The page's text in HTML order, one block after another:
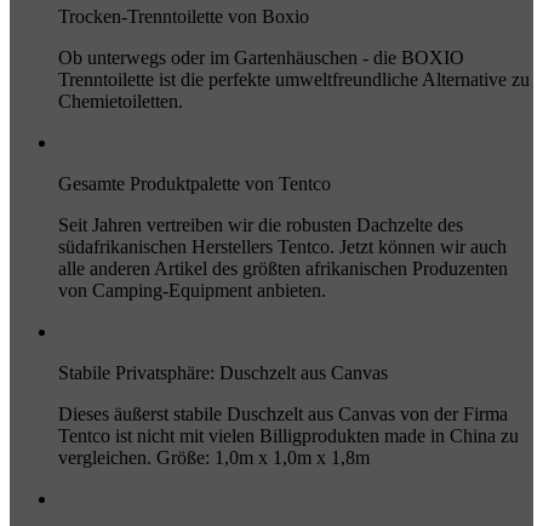
Trocken-Trenntoilette von Boxio
Ob unterwegs oder im Gartenhäuschen - die BOXIO
Trenntoilette ist die perfekte umweltfreundliche Alternative zu
Chemietoiletten.
Gesamte Produktpalette von Tentco
Seit Jahren vertreiben wir die robusten Dachzelte des
südafrikanischen Herstellers Tentco. Jetzt können wir auch
alle anderen Artikel des größten afrikanischen Produzenten
von Camping-Equipment anbieten.
Stabile Privatsphäre: Duschzelt aus Canvas
Dieses äußerst stabile Duschzelt aus Canvas von der Firma
Tentco ist nicht mit vielen Billigprodukten made in China zu
vergleichen. Größe: 1,0m x 1,0m x 1,8m